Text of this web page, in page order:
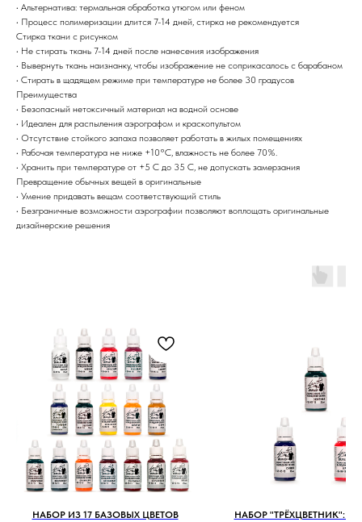
• Альтернатива: термальная обработка утюгом или феном
• Процесс полимеризации длится 7-14 дней, стирка не рекомендуется
Стирка ткани с рисунком
• Не стирать ткань 7-14 дней после нанесения изображения
• Вывернуть ткань наизнанку, чтобы изображение не соприкасалось с барабаном
• Стирать в щадящем режиме при температуре не более 30 градусов
Преимущества
• Безопасный нетоксичный материал на водной основе
• Идеален для распыления аэрографом и краскопультом
• Отсутствие стойкого запаха позволяет работать в жилых помещениях
• Рабочая температура не ниже +10°С, влажность не более 70%.
• Хранить при температуре от +5 С до 35 С, не допускать замерзания
Превращение обычных вещей в оригинальные
• Умение придавать вещам соответствующий стиль
• Безграничные возможности аэрографии позволяют воплощать оригинальные
дизайнерские решения
НАБОР ИЗ 17 БАЗОВЫХ ЦВЕТОВ
НАБОР "ТРЁХЦВЕТНИК":